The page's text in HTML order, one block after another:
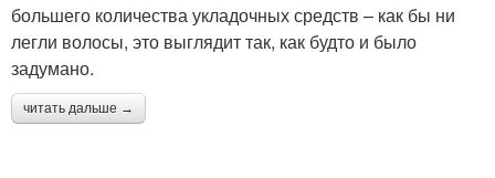
большего количества укладочных средств – как бы ни
легли волосы, это выглядит так, как будто и было
задумано.
читать дальше →